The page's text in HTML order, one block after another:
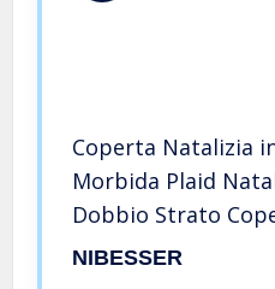
Coperta Natalizia
Morbida Plaid
Dobbio Strato
Confortevole per
NIBESSER